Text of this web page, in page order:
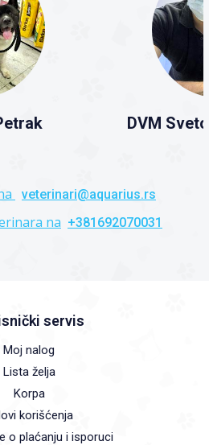
DVM
veterinari@aquarius.rs
na +381692070031
servis
Moj nalog
Lista želja
Korpa
korišćenja
o plaćanju i isporuci